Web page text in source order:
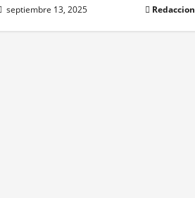
septiembre 13, 2025 Redaccion